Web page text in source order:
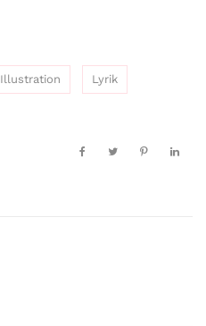
Illustration Lyrik